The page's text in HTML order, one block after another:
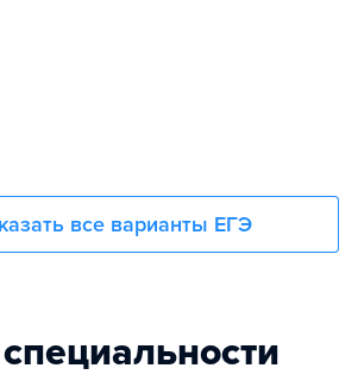
все варианты ЕГЭ